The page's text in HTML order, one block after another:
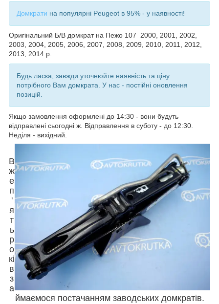
Домкрати на популярні Peugeot в 95% - у наявності!
Оригінальний Б/В домкрат на Пежо 107 2000, 2001, 2002,
2003, 2004, 2005, 2006, 2007, 2008, 2009, 2010, 2011, 2012,
2013, 2014 р.
Будь ласка, завжди уточнюйте наявність та ціну
потрібного Вам домкрата. У нас - постійні оновлення
позицій.
Якщо замовлення оформлені до 14:30 - вони будуть
відправлені сьогодні ж. Відправлення в суботу - до 12:30.
Неділя - вихідний.
В
ж
е
п
'
я
т
ь
р
о
кі
в
з
а
ймаємося постачанням заводських домкратів.